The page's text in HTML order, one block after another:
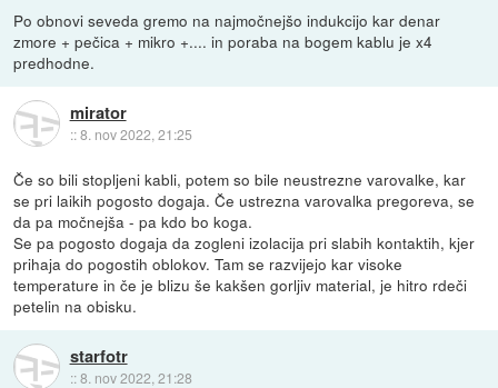
Po obnovi seveda gremo na najmočnejšo indukcijo kar denar
zmore + pečica + mikro +.... in poraba na bogem kablu je x4
predhodne.
mirator
::8. nov 2022, 21:25
Če so bili stopljeni kabli, potem so bile neustrezne varovalke, kar
se pri laikih pogosto dogaja. Če ustrezna varovalka pregoreva, se
da pa močnejša - pa kdo bo koga.
Se pa pogosto dogaja da zogleni izolacija pri slabih kontaktih, kjer
prihaja do pogostih oblokov. Tam se razvijejo kar visoke
temperature in če je blizu še kakšen gorljiv material, je hitro rdeči
petelin na obisku.
starfotr
::8. nov 2022, 21:28